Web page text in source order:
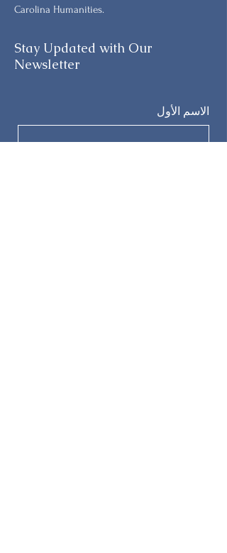
Carolina Humanities.
Stay Updated with Our
Newsletter
الاسم الأول